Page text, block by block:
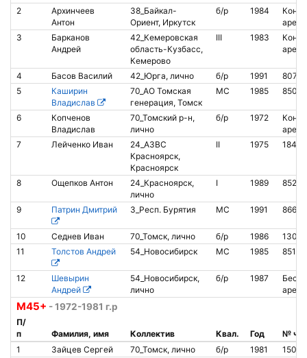
2
Архинчеев
Антон
38_Байкал-
Ориент, Иркутск
б/р 1984
3
Барканов
Андрей
42_Кемеровская
область-Кузбасс,
Кемерово
III 1983
4 Басов Василий 42_Юрга, лично б/р 1991
5
Каширин
Владислав
70_АО Томская
генерация, Томск
МС 1985
6
Копченов
Владислав
70_Томский р-н,
лично
б/р 1972
7
Лейченко Иван
24_АЗВС
Красноярск,
Красноярск
II 1975
8 Ощепков Антон
24_Красноярск,
лично
I 1989
9 Патрин Дмитрий 3_Респ. Бурятия МС 1991
10 Седнев Иван 70_Томск, лично б/р 1986
11
Толстов Андрей 54_Новосибирск МС 1985
12
Шевырин
Андрей
54_Новосибирск,
лично
б/р 1987
М45+ - 1972-1981 г.р
П/
п
Фамилия, имя Коллектив Квал. Год
№
1
Зайцев Сергей 70_Томск, лично б/р 1981